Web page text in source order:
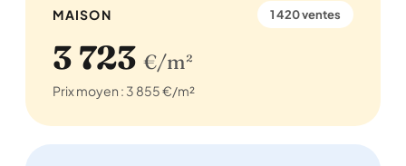
MAISON 1 420 ventes
3 723 €/m²
Prix moyen : 3 855 €/m²